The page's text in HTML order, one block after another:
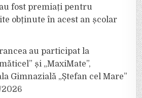
fost premiați pentru
obținute în acest an școlar
au participat la
și „MaxiMate”,
Gimnazială „Ștefan cel Mare”
2026